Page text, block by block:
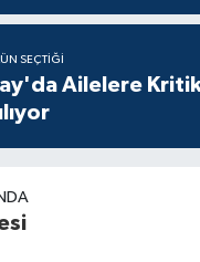
SEÇTIĞI
Ailelere Kritik